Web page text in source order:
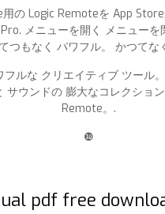
の Logic Remoteを App
メニューを開く メニュー
つもなく パワフル。 かつてな
ルな クリエイティブ ツー
ウンドの 膨大なコレクシ
Remote。.
❿
pdf free